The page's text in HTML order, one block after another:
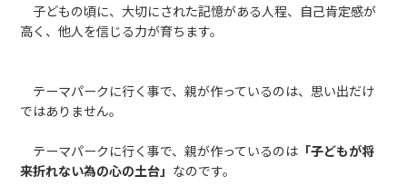
子どもの頃に、大切にされた記憶がある人程、自己肯定感が
高く、他人を信じる力が育ちます。
テーマパークに行く事で、親が作っているのは、思い出だけ
ではありません。
テーマパークに行く事で、親が作っているのは 「子どもが将
来折れない為の心の土台」 なのです。